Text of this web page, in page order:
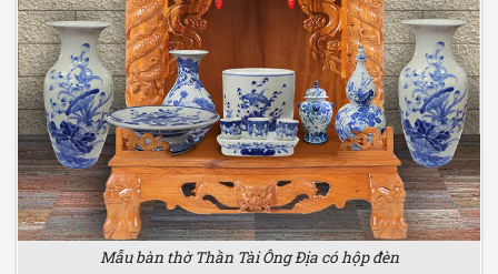
Mẫu bàn thờ Thần Tài Ông Địa có hộp đèn